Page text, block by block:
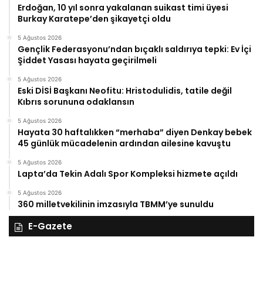
Erdoğan, 10 yıl sonra yakalanan suikast timi üyesi
Burkay Karatepe’den şikayetçi oldu
5 Ağustos 2026
Gençlik Federasyonu’ndan bıçaklı saldırıya tepki: Ev İçi
Şiddet Yasası hayata geçirilmeli
5 Ağustos 2026
Eski DİSİ Başkanı Neofitu: Hristodulidis, tatile değil
Kıbrıs sorununa odaklansın
5 Ağustos 2026
Hayata 30 haftalıkken “merhaba” diyen Denkay bebek
45 günlük mücadelenin ardından ailesine kavuştu
5 Ağustos 2026
Lapta’da Tekin Adalı Spor Kompleksi hizmete açıldı
5 Ağustos 2026
360 milletvekilinin imzasıyla TBMM’ye sunuldu
E-Gazete